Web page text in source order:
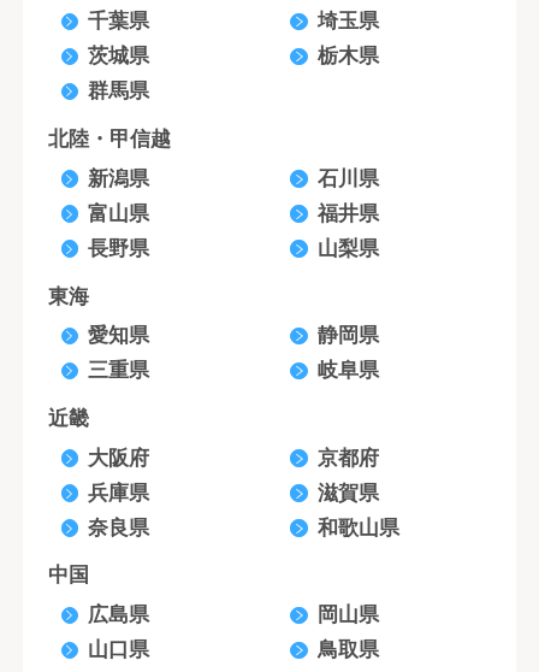
千葉県
埼玉県
茨城県
栃木県
群馬県
北陸・甲信越
新潟県
石川県
富山県
福井県
長野県
山梨県
東海
愛知県
静岡県
三重県
岐阜県
近畿
大阪府
京都府
兵庫県
滋賀県
奈良県
和歌山県
中国
広島県
岡山県
山口県
鳥取県